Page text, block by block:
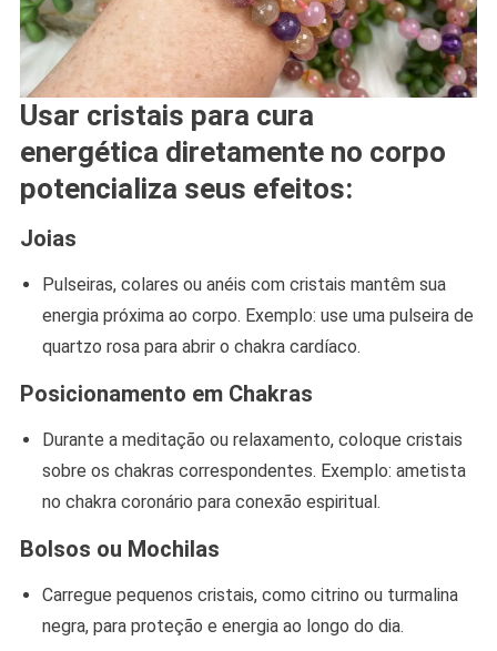
Usar cristais para cura
energética diretamente no corpo
potencializa seus efeitos:
Joias
Pulseiras, colares ou anéis com cristais mantêm sua
energia próxima ao corpo. Exemplo: use uma pulseira de
quartzo rosa para abrir o chakra cardíaco.
Posicionamento em Chakras
Durante a meditação ou relaxamento, coloque cristais
sobre os chakras correspondentes. Exemplo: ametista
no chakra coronário para conexão espiritual.
Bolsos ou Mochilas
Carregue pequenos cristais, como citrino ou turmalina
negra, para proteção e energia ao longo do dia.